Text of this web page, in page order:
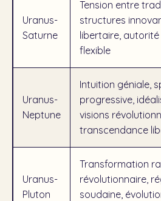
Uranus-
Saturne
Tension entre
structures
libertaire,
flexible
Uranus-
Neptune
Intuition géniale,
progressive,
visions
transcendance
Uranus-
Pluton
Transformation
révolutionnaire,
soudaine,